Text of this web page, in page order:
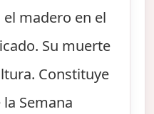
madero en el
Su muerte
Constituye
Semana